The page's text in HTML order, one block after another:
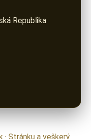
Republika
Stránku a veškerý